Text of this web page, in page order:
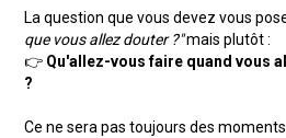
La question que vous devez vous
que vous allez douter ?"mais plutôt :
👉 Qu'allez-vous faire quand vous
?
Ce ne sera pas toujours des